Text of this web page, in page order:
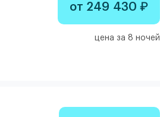
от 249 430 ₽
цена за 8 ночей